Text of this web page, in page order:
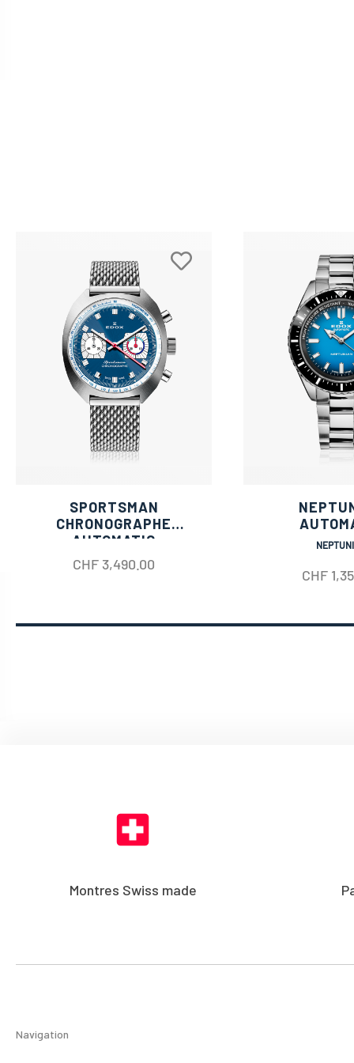
SPORTSMAN
CHRONOGRAPHE
AUTOMATIC
CHF 3,490.00
CHF
Montres Swiss made
Navigation